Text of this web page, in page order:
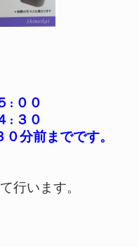
:００
:３０
行います。